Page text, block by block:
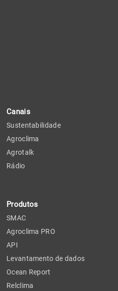
Canais
Sustentabilidade
Agroclima
Agrotalk
Rádio
Produtos
SMAC
Agroclima PRO
API
Levantamento de dados
Ocean Report
Relclima